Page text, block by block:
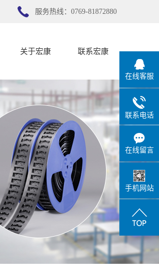
服务热线：0769-81872880
关于宏康
宏康简介
联系宏康
联系宏康
在线客服
联系电话
在线留言
手机网站